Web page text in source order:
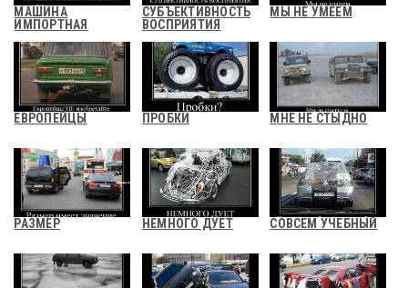
МАШИНА
ИМПОРТНАЯ
СУБЪЕКТИВНОСТЬ
ВОСПРИЯТИЯ
МЫ НЕ УМЕЕМ
ЕВРОПЕЙЦЫ ПРОБКИ МНЕ НЕ СТЫДНО
РАЗМЕР НЕМНОГО ДУЕТ СОВСЕМ УЧЕБНЫЙ